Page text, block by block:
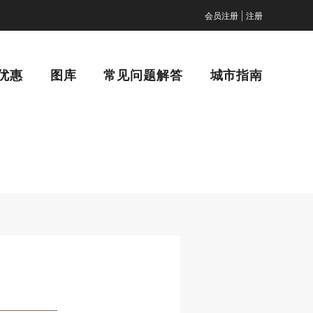
会员注册 注册
惠 图库 常见问题解答 城市指南